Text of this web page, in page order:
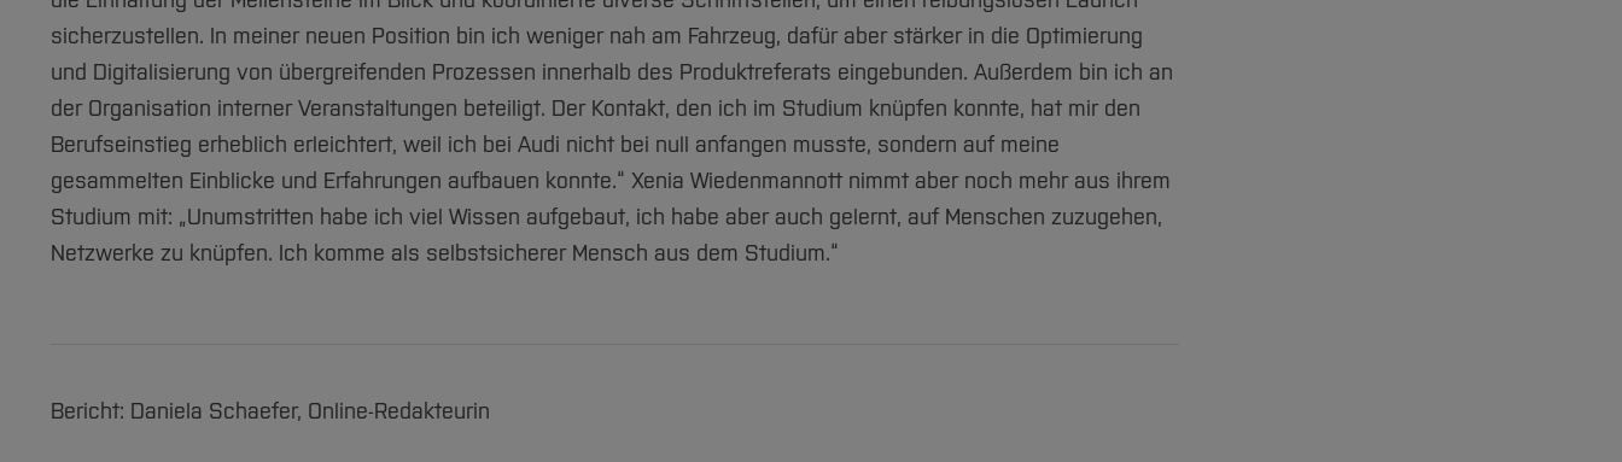
sicherzustellen. In meiner neuen Position bin ich weniger nah am Fahrzeug, dafür aber stärker in die Optimierung
und Digitalisierung von übergreifenden Prozessen innerhalb des Produktreferats eingebunden. Außerdem bin ich an
der Organisation interner Veranstaltungen beteiligt. Der Kontakt, den ich im Studium knüpfen konnte, hat mir den
Berufseinstieg erheblich erleichtert, weil ich bei Audi nicht bei null anfangen musste, sondern auf meine
gesammelten Einblicke und Erfahrungen aufbauen konnte.“ Xenia Wiedenmannott nimmt aber noch mehr aus ihrem
Studium mit: „Unumstritten habe ich viel Wissen aufgebaut, ich habe aber auch gelernt, auf Menschen zuzugehen,
Netzwerke zu knüpfen. Ich komme als selbstsicherer Mensch aus dem Studium.“
Bericht: Daniela Schaefer, Online-Redakteurin